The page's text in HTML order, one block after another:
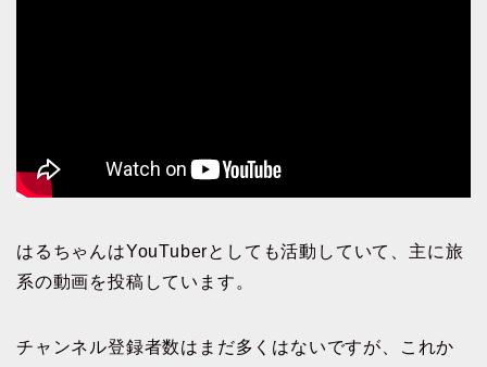
はるちゃんはYouTuberとしても活動していて、主に旅
系の動画を投稿しています。
チャンネル登録者数はまだ多くはないですが、これか